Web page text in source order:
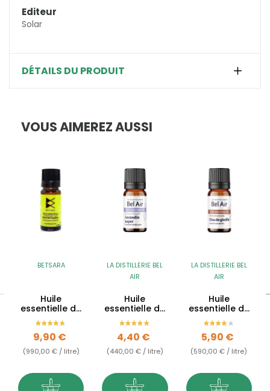
Editeur
Solar
DÉTAILS DU PRODUIT
VOUS AIMEREZ AUSSI
BETSARA
Huile
essentielle de
Ravintsara BIO
Prix
9,90 €
(990,00 € / litre)
LA DISTILLERIE BEL
AIR
Huile
essentielle de
Lavandin
Super BIO -
10ml
Prix
4,40 €
(440,00 € / litre)
LA DISTILLERIE BEL
AIR
Huile
essentielle de
Clou de
Girofle BIO -
10ml
Prix
5,90 €
(590,00 € / litre)